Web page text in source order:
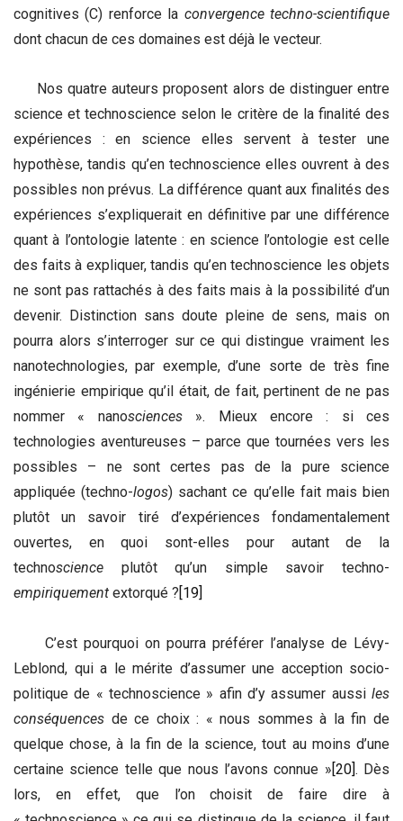
cognitives (C) renforce la convergence techno-scientifique
dont chacun de ces domaines est déjà le vecteur.
Nos quatre auteurs proposent alors de distinguer entre
science et technoscience selon le critère de la finalité des
expériences : en science elles servent à tester une
hypothèse, tandis qu’en technoscience elles ouvrent à des
possibles non prévus. La différence quant aux finalités des
expériences s’expliquerait en définitive par une différence
quant à l’ontologie latente : en science l’ontologie est celle
des faits à expliquer, tandis qu’en technoscience les objets
ne sont pas rattachés à des faits mais à la possibilité d’un
devenir. Distinction sans doute pleine de sens, mais on
pourra alors s’interroger sur ce qui distingue vraiment les
nanotechnologies, par exemple, d’une sorte de très fine
ingénierie empirique qu’il était, de fait, pertinent de ne pas
nommer « nanosciences». Mieux encore : si ces
technologies aventureuses – parce que tournées vers les
possibles – ne sont certes pas de la pure science
appliquée (techno-logos) sachant ce qu’elle fait mais bien
plutôt un savoir tiré d’expériences fondamentalement
ouvertes, en quoi sont-elles pour autant de la
technoscience plutôt qu’un simple savoir techno-
empiriquement extorqué ? [19]
C’est pourquoi on pourra préférer l’analyse de Lévy-
Leblond, qui a le mérite d’assumer une acception socio-
politique de « technoscience » afin d’y assumer aussi les
conséquences de ce choix : « nous sommes à la fin de
quelque chose, à la fin de la science, tout au moins d’une
certaine science telle que nous l’avons connue »[20]. Dès
lors, en effet, que l’on choisit de faire dire à